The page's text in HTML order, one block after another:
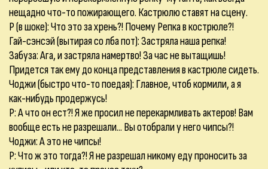
нещадно что-то пожирающего. Кастрюлю ставят на сцену.
Р (в шоке): Что это за хрень?! Почему Репка в кострюле?!
Гай-сэнсэй (вытирая со лба пот): Застряла наша репка!
Забуза: Ага, и застряла намертво! За час не вытащишь!
Придется так ему до конца представления в кастрюле сидеть.
Чоджи (быстро что-то поедая): Главное, чтоб кормили, а я
как-нибудь продержусь!
Р: А что он ест?! Я же просил не перекармливать актеров! Вам
вообще есть не разрешали... Вы отобрали у него чипсы?!
Чоджи: А это не чипсы!
Р: Что ж это тогда?! Я не разрешал никому еду проносить за